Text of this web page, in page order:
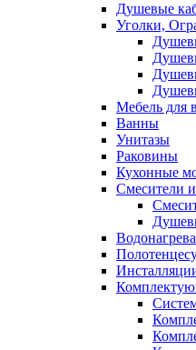
Душевые
Уголки,
Мебель для
Ванны
Унитазы
Раковины
Кухонные
Смесители